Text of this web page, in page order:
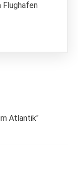
Flughafen
Atlantik"